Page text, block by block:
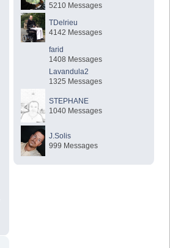
5210 Messages
TDelrieu
4142 Messages
farid
1408 Messages
Lavandula2
1325 Messages
STEPHANE
1040 Messages
J.Solis
999 Messages